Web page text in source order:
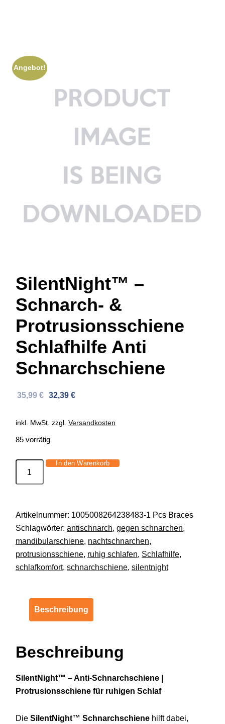
Angebot!
SilentNight™ –
Schnarch- &
Protrusionsschiene
Schlafhilfe Anti
Schnarchschiene
Ursprünglicher
war:
35,99 € Aktueller
ist:
32,39 €
inkl. MwSt. zzgl. Versandkosten
85 vorrätig
SilentNight™
Protrusionsschiene
Schlafhilfe
Anti
Schnarchschiene
Menge
In den Warenkorb
Artikelnummer: 1005008264238483-1 Pcs Braces
Schlagwörter: antischnarch, gegen schnarchen,
mandibularschiene, nachtschnarchen,
protrusionsschiene, ruhig schlafen, Schlafhilfe,
schlafkomfort, schnarchschiene, silentnight
Beschreibung
Beschreibung
SilentNight™ –Anti-Schnarchschiene |
Protrusionsschiene für ruhigen Schlaf
Die SilentNight™ Schnarchschiene hilftdabei,